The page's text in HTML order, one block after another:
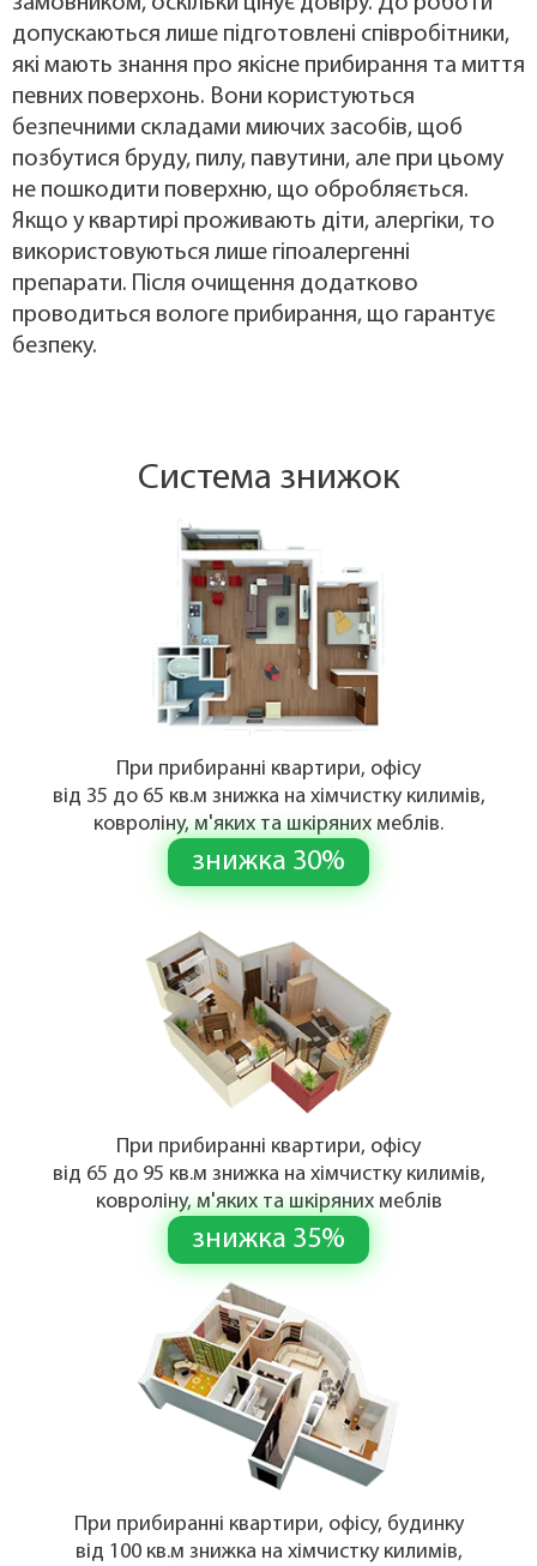
допускаються лише підготовлені співробітники,
які мають знання про якісне прибирання та миття
певних поверхонь. Вони користуються
безпечними складами миючих засобів, щоб
позбутися бруду, пилу, павутини, але при цьому
не пошкодити поверхню, що обробляється.
Якщо у квартирі проживають діти, алергіки, то
використовуються лише гіпоалергенні
препарати. Після очищення додатково
проводиться вологе прибирання, що гарантує
безпеку.
Система знижок
При прибиранні квартири, офісу
від 35 до 65 кв.м знижка на хімчистку килимів,
ковроліну, м'яких та шкіряних меблів.
знижка 30%
При прибиранні квартири, офісу
від 65 до 95 кв.м знижка на хімчистку килимів,
ковроліну, м'яких та шкіряних меблів
знижка 35%
При прибиранні квартири, офісу, будинку
від 100 кв.м знижка на хімчистку килимів,